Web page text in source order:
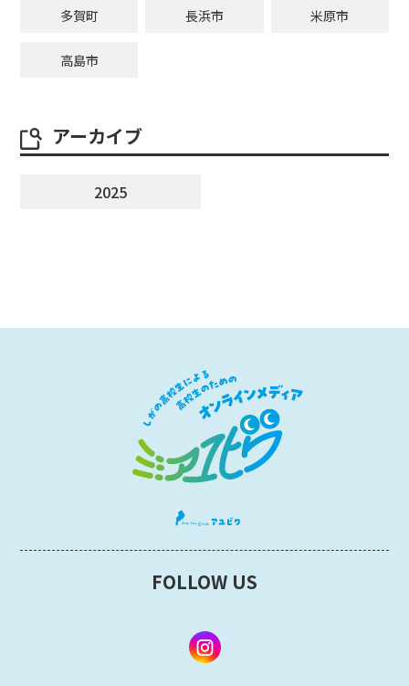
多賀町 長浜市 米原市
高島市
アーカイブ
2025
FOLLOW US